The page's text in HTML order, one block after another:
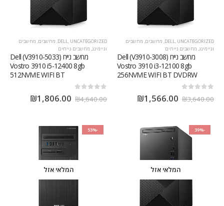
DELL, UNCATEGORIZED
, מחשבים, מחשבים
וגיימינג, מחשבים נייחים
מחשב נייח (V3910-3008) Dell
Vostro 3910 i3-12100 8gb
256NVME WIFI BT DVDRW
₪3,640.00
₪1,566.00
DELL, UNCATEGORIZED
, מחשבים, מחשבים
וגיימינג, מחשבים נייחים
מחשב נייח (V3910-5033) Dell
Vostro 3910 i5-12400 8gb
512NVME WIFI BT
₪4,640.00
₪1,806.00
-39%
המלאי אזל
-53%
המלאי אזל